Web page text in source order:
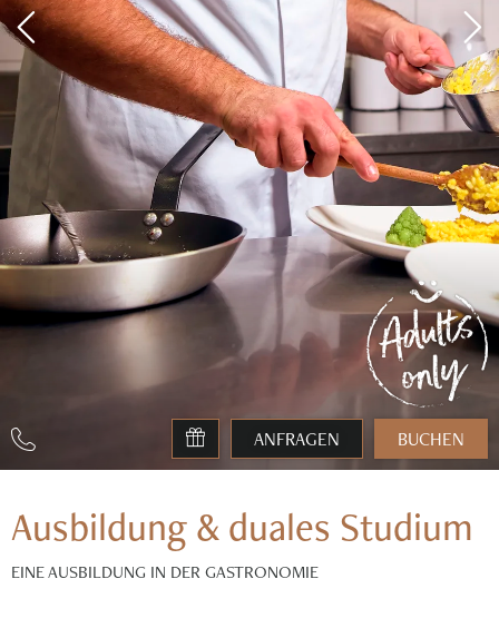
ANFRAGEN BUCHEN
Ausbildung & duales Studium
EINE AUSBILDUNG IN DER GASTRONOMIE